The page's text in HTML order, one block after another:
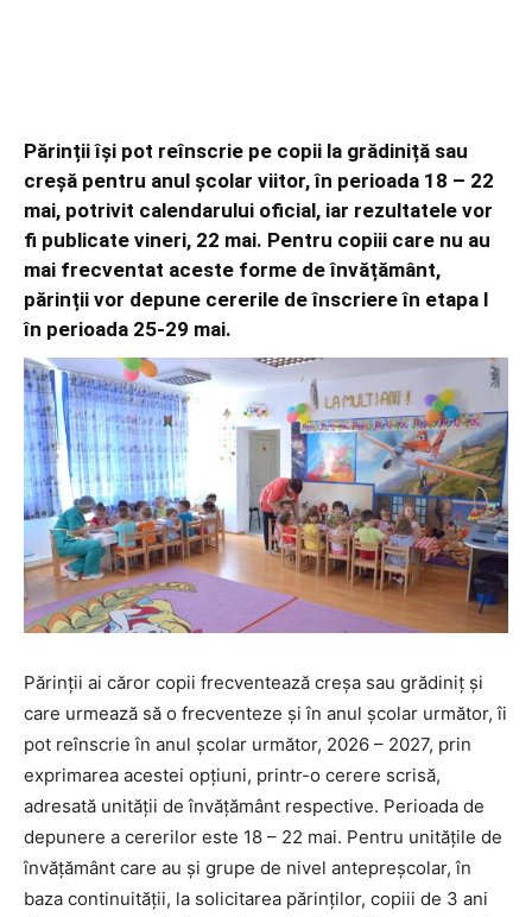
Părinții își pot reînscrie pe copii la grădiniță sau
creșă pentru anul școlar viitor, în perioada 18 – 22
mai, potrivit calendarului oficial, iar rezultatele vor
fi publicate vineri, 22 mai. Pentru copiii care nu au
mai frecventat aceste forme de învățământ,
părinții vor depune cererile de înscriere în etapa I
în perioada 25-29 mai.
Părinții ai căror copii frecventează creșa sau grădiniț și
care urmează să o frecventeze și în anul școlar următor, îi
pot reînscrie în anul școlar următor, 2026 – 2027, prin
exprimarea acestei opțiuni, printr-o cerere scrisă,
adresată unității de învățământ respective. Perioada de
depunere a cererilor este 18 – 22 mai. Pentru unitățile de
învățământ care au și grupe de nivel antepreșcolar, în
baza continuității, la solicitarea părinților, copiii de 3 ani